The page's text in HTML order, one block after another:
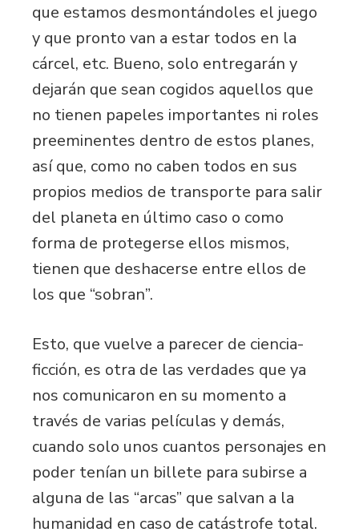
que estamos desmontándoles el juego
y que pronto van a estar todos en la
cárcel, etc. Bueno, solo entregarán y
dejarán que sean cogidos aquellos que
no tienen papeles importantes ni roles
preeminentes dentro de estos planes,
así que, como no caben todos en sus
propios medios de transporte para salir
del planeta en último caso o como
forma de protegerse ellos mismos,
tienen que deshacerse entre ellos de
los que “sobran”.
Esto, que vuelve a parecer de ciencia-
ficción, es otra de las verdades que ya
nos comunicaron en su momento a
través de varias películas y demás,
cuando solo unos cuantos personajes en
poder tenían un billete para subirse a
alguna de las “arcas” que salvan a la
humanidad en caso de catástrofe total.